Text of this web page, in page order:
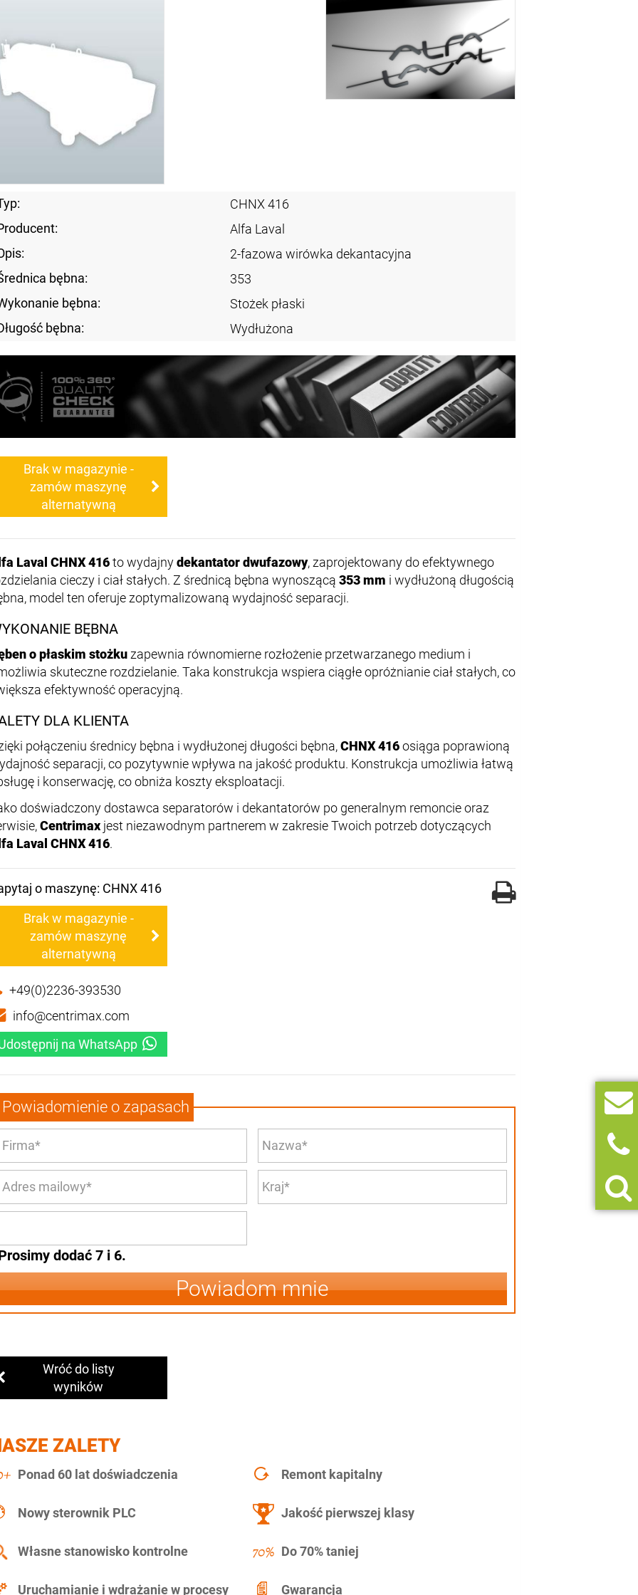
CHNX 416
Alfa Laval
2-fazowa wirówka dekantacyjna
bębna:
353
bębna:
Stożek płaski
bębna:
Wydłużona
Brak w magazynie -
zamów maszynę
alternatywną
Laval CHNX 416to wydajnydekantator dwufazowy, zaprojektowany do efektywnego
cieczy i ciał stałych. Z średnicą bębna wynoszącą 353 mm i wydłużoną długością
model ten oferuje zoptymalizowaną wydajność separacji.
BĘBNA
o płaskim stożkuzapewnia równomierne rozłożenie przetwarzanego medium i
skuteczne rozdzielanie. Taka konstrukcja wspiera ciągłe opróżnianie ciał stałych, co
efektywność operacyjną.
DLA KLIENTA
połączeniu średnicy bębna i wydłużonej długości bębna,CHNX 416osiąga poprawioną
separacji, co pozytywnie wpływa na jakość produktu. Konstrukcja umożliwia łatwą
i konserwację, co obniża koszty eksploatacji.
doświadczony dostawca separatorów i dekantatorów po generalnym remoncie oraz
Centrimax jest niezawodnym partnerem w zakresie Twoich potrzeb dotyczących
Laval CHNX 416.
o maszynę: CHNX 416
Brak w magazynie -
zamów maszynę
alternatywną
+49(0)2236-393530
info@centrimax.com
na WhatsApp
Powiadomienie o zapasach
dodać 7 i 6.
Powiadom mnie
Wróć do listy
wyników
ZALETY
Ponad 60 lat doświadczenia Remont kapitalny
Nowy sterownik PLC Jakość pierwszej klasy
Własne stanowisko kontrolne Do 70% taniej
Uruchamianie i wdrażanie w procesy Gwarancja